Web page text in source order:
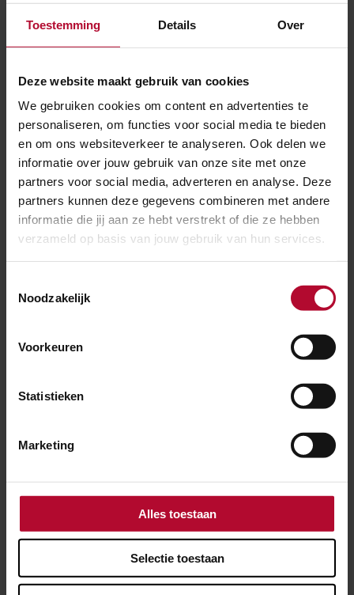
Toestemming Details Over
Deze website maakt gebruik van cookies
We gebruiken cookies om content en advertenties te
personaliseren, om functies voor social media te bieden
en om ons websiteverkeer te analyseren. Ook delen we
informatie over jouw gebruik van onze site met onze
partners voor social media, adverteren en analyse. Deze
partners kunnen deze gegevens combineren met andere
informatie die jij aan ze hebt verstrekt of die ze hebben
verzameld op basis van jouw gebruik van hun services.
Noodzakelijk
Voorkeuren
Statistieken
Marketing
Alles toestaan
Selectie toestaan
Vragen over de bouw van de
spoortunnel
Heb je vragen over het project, dan kun je contact
opnemen met de omgevingsmanager Ilse van
Schijndel, van aannemer Gebr. de Koning.
Stuur een email
Je vindt alle contactgegevens ook in de Bouw App.
Volg het project